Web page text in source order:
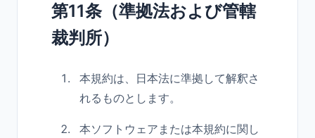
第11条（準拠法および管轄
裁判所）
本規約は、日本法に準拠して解釈さ
れるものとします。
本ソフトウェアまたは本規約に関し